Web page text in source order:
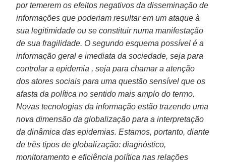
por temerem os efeitos negativos da disseminação de
informações que poderiam resultar em um ataque à
sua legitimidade ou se constituir numa manifestação
de sua fragilidade. O segundo esquema possível é a
informação geral e imediata da sociedade, seja para
controlar a epidemia , seja para chamar a atenção
dos atores sociais para uma questão sensível que os
afasta da política no sentido mais amplo do termo.
Novas tecnologias da informação estão trazendo uma
nova dimensão da globalização para a interpretação
da dinâmica das epidemias. Estamos, portanto, diante
de três tipos de globalização: diagnóstico,
monitoramento e eficiência política nas relações